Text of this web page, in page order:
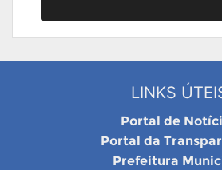
LINKS
Portal de
Portal da
Prefeitura